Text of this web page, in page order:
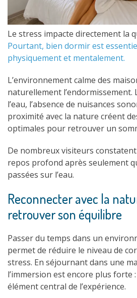
Le stress impacte directement la
Pourtant, bien dormir est
physiquement et mentalement.
L’environnement calme des
naturellement l’endormissement.
l’eau, l’absence de nuisances
proximité avec la nature créent
optimales pour retrouver un
De nombreux visiteurs
repos profond après seulement
passées sur l’eau.
Reconnecter avec la
retrouver son équilibre
Passer du temps dans un
permet de réduire le niveau de
stress. En séjournant dans une
l’immersion est encore plus forte
élément central de l’expérience.